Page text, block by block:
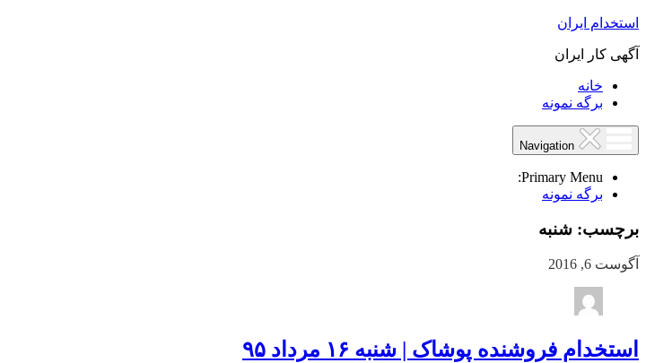
استخدام ایران
آگهی کار ایران
خانه
برگه نمونه
Primary Menu:
برگه نمونه
برچسب: شنبه
آگوست 6, 2016
استخدام فروشنده پوشاک | شنبه ۱۶ مرداد ۹۵